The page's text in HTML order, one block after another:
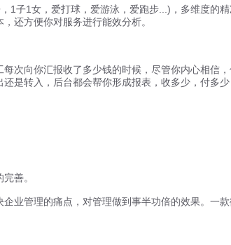
1女，爱打球，爱游泳，爱跑步...)，多维度的
还方便你对服务进行能效分析。
次向你汇报收了多少钱的时候，尽管你内心相信
是转入，后台都会帮你形成报表，收多少，付多少
善。
管理的痛点，对管理做到事半功倍的效果。一